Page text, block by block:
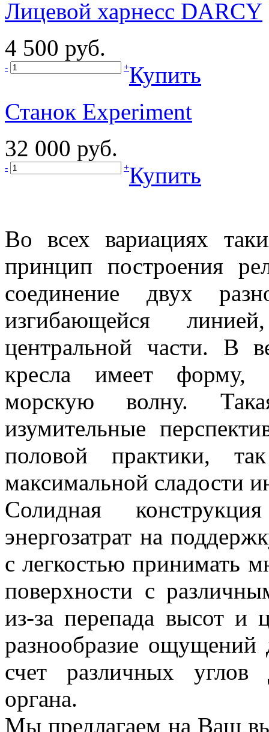
Лицевой харнесс DARCY
4 500 руб.
- +Купить
Станок Experiment
32 000 руб.
- +Купить
Во всех вариациях
принцип построения
соединение двух
изгибающейся
центральной части. В
кресла имеет форму,
морскую волну.
изумительные
половой практики,
максимальной сладости
Солидная
энергозатрат на
с легкостью принимать
поверхности с
из-за перепада высот и
разнообразие
счет различных углов
органа.
Мы предлагаем на Ваш